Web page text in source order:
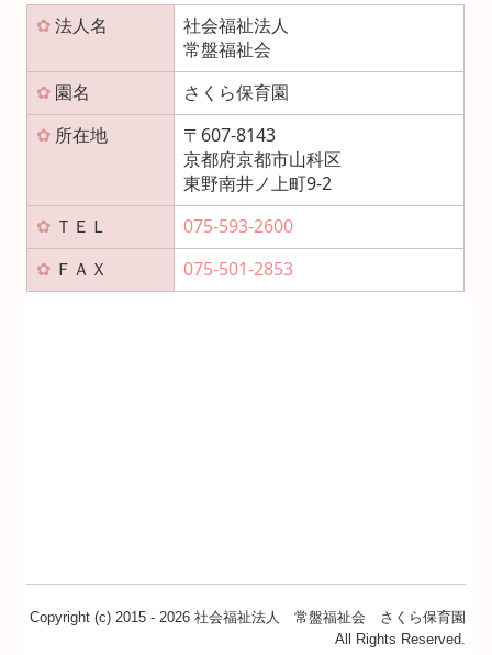
✿法人名
社会福祉法人
常盤福祉会
✿ 園名
さくら保育園
✿ 所在地
〒607-8143
京都府京都市山科区
東野南井ノ上町9-2
✿ ＴＥＬ
075-593-2600
✿ ＦＡＸ 075-501-2853
Copyright (c) 2015 - 2026 社会福祉法人 常盤福祉会 さくら保育園
All Rights Reserved.